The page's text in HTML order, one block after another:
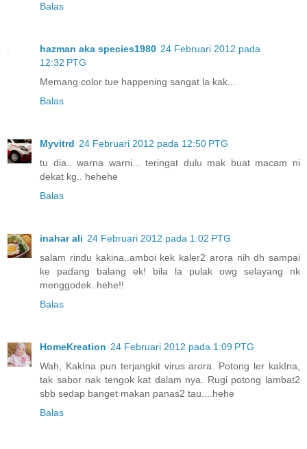
Balas
hazman aka species1980 24 Februari 2012 pada
12:32 PTG
Memang color tue happening sangat la kak...
Balas
Myvitrd 24 Februari 2012 pada 12:50 PTG
tu dia.. warna warni... teringat dulu mak buat macam ni
dekat kg.. hehehe
Balas
inahar ali 24 Februari 2012 pada 1:02 PTG
salam rindu kakina..amboi kek kaler2 arora nih dh sampai
ke padang balang ek! bila la pulak owg selayang nk
menggodek..hehe!!
Balas
HomeKreation 24 Februari 2012 pada 1:09 PTG
Wah, KakIna pun terjangkit virus arora. Potong ler kakIna,
tak sabor nak tengok kat dalam nya. Rugi potong lambat2
sbb sedap banget makan panas2 tau....hehe
Balas